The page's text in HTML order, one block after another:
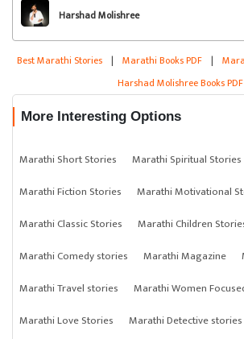
Harshad Molishree
Best Marathi Stories | Marathi Books PDF |
Harshad Molishree Books PDF
More Interesting Options
Marathi Short Stories
Marathi Spiritual Stories
Marathi Fiction Stories
Marathi Motivational
Marathi Classic Stories
Marathi Children
Marathi Comedy stories
Marathi Magazine
Marathi Travel stories
Marathi Women
Marathi Love Stories
Marathi Detective stories